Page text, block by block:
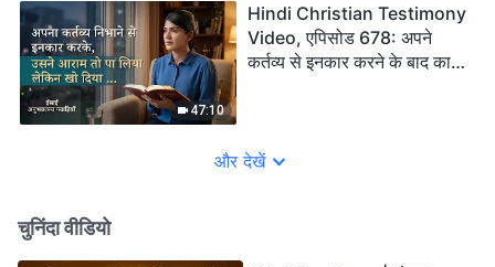
47:10
Hindi Christian Testimony
Video, एपिसोड 678: अपने
कर्तव्य से इनकार करने के बाद का
और देखें
चुनिंदा वीडियो